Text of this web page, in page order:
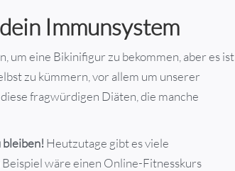
Immunsystem
um eine Bikinifigur zu bekommen, aber es ist
zu kümmern, vor allem um unserer
fragwürdigen Diäten, die manche
bleiben!Heutzutage gibt es viele
wäre einen Online-Fitnesskurs